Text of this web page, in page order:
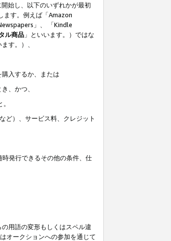
始し、以下のいずれかが最初
ます。例えば「Amazon
」、 「Kindle
ル商品 」といいます。）ではな
す。）、
入するか、または
、かつ、
ど）、サービス料、クレジット
発行できるその他の条件、仕
用語の変形もしくはスペル違
オークションへの参加を通じて